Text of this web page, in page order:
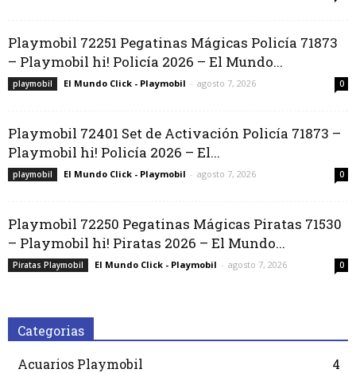
Playmobil 72251 Pegatinas Mágicas Policía 71873
– Playmobil hi! Policía 2026 – El Mundo...
playmobil El Mundo Click - Playmobil - agosto 7, 2026 0
Playmobil 72401 Set de Activación Policía 71873 –
Playmobil hi! Policía 2026 – El...
playmobil El Mundo Click - Playmobil - agosto 7, 2026 0
Playmobil 72250 Pegatinas Mágicas Piratas 71530
– Playmobil hi! Piratas 2026 – El Mundo...
Piratas Playmobil El Mundo Click - Playmobil - agosto 7, 2026 0
Categorias
Acuarios Playmobil
4